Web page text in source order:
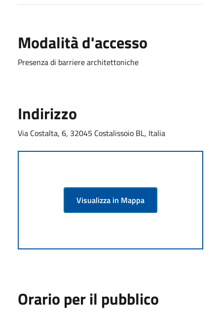
Modalità d'accesso
Presenza di barriere architettoniche
Indirizzo
Via Costalta, 6, 32045 Costalissoio BL, Italia
Visualizza in Mappa
Orario per il pubblico